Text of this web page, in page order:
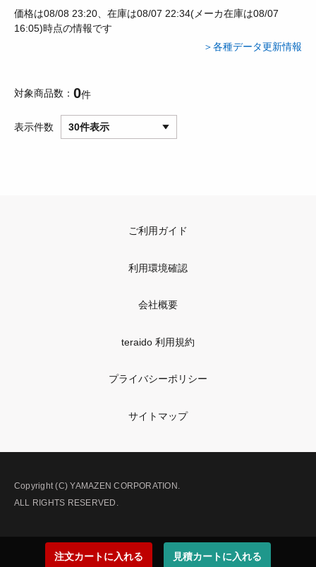
価格は08/08 23:20、在庫は08/07 22:34(メーカ在庫は08/07
16:05)時点の情報です
＞各種データ更新情報
対象商品数 0件
表示件数 30件表示
注文カートに入れる 見積カートに入れる
ご利用ガイド
利用環境確認
会社概要
teraido 利用規約
プライバシーポリシー
サイトマップ
Copyright (C) YAMAZEN CORPORATION.
ALL RIGHTS RESERVED.